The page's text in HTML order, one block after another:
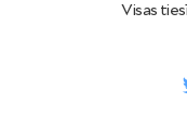
Visas